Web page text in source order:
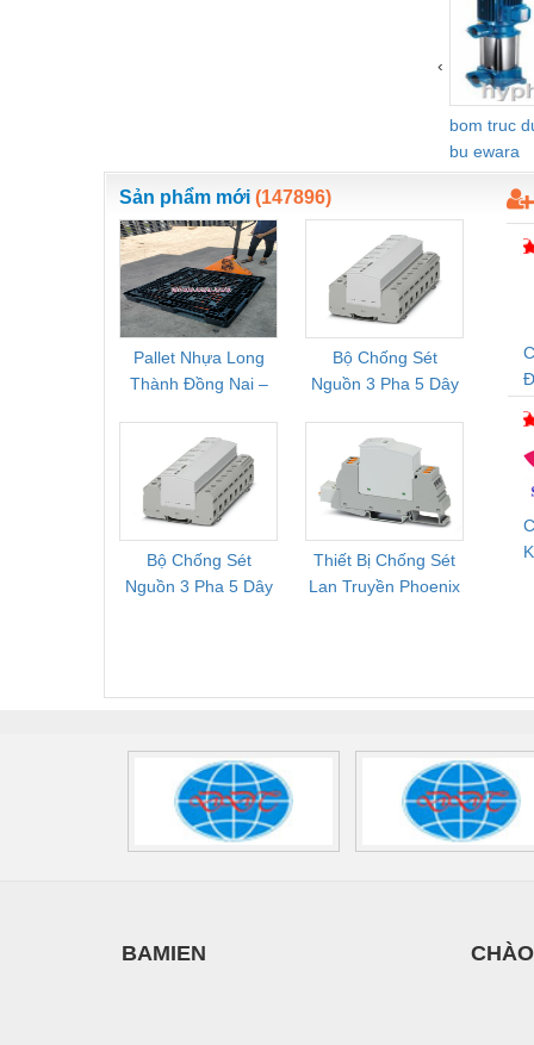
Xe tải - phụ tùng
Y khoa - Trang thiết bị
bom truc
bu ewara
‹
Sản phẩm mới (147896)
Pallet Nhựa Long
Thành Đồng Nai –
Mới, Pallet Cũ Giá
Tốt
Bộ Chống Sét
Nguồn 3 Pha 5 Dây
FLT-SEC-P-T1-3S-
264/50-FM -
2909589
Bộ Chống Sét
Nguồn 3 Pha 5 Dây
Thiết Bị Chống Sét
Lan Truyền Phoenix
Rơ Le
Bộ
BAMIEN